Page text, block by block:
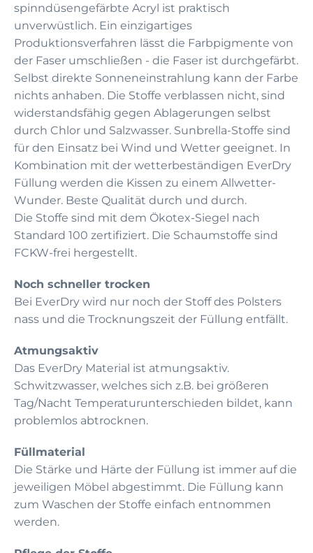
spinndüsengefärbte Acryl ist praktisch
unverwüstlich. Ein einzigartiges
Produktionsverfahren lässt die Farbpigmente von
der Faser umschließen - die Faser ist durchgefärbt.
Selbst direkte Sonneneinstrahlung kann der Farbe
nichts anhaben. Die Stoffe verblassen nicht, sind
widerstandsfähig gegen Ablagerungen selbst
durch Chlor und Salzwasser. Sunbrella-Stoffe sind
für den Einsatz bei Wind und Wetter geeignet. In
Kombination mit der wetterbeständigen EverDry
Füllung werden die Kissen zu einem Allwetter-
Wunder. Beste Qualität durch und durch.
Die Stoffe sind mit dem Ökotex-Siegel nach
Standard 100 zertifiziert. Die Schaumstoffe sind
FCKW-frei hergestellt.
Noch schneller trocken
Bei EverDry wird nur noch der Stoff des Polsters
nass und die Trocknungszeit der Füllung entfällt.
Atmungsaktiv
Das EverDry Material ist atmungsaktiv.
Schwitzwasser, welches sich z.B. bei größeren
Tag/Nacht Temperaturunterschieden bildet, kann
problemlos abtrocknen.
Füllmaterial
Die Stärke und Härte der Füllung ist immer auf die
jeweiligen Möbel abgestimmt. Die Füllung kann
zum Waschen der Stoffe einfach entnommen
werden.